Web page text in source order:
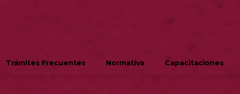
Trámites Frecuentes Normativa Capacitaciones